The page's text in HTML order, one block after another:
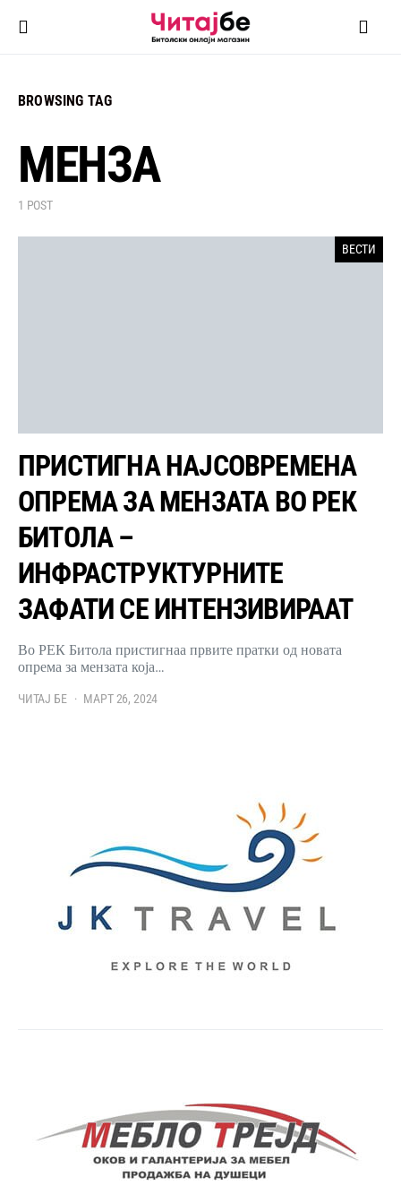
BROWSING TAG
МЕНЗА
1 POST
ВЕСТИ
ПРИСТИГНА НАЈСОВРЕМЕНА
ОПРЕМА ЗА МЕНЗАТА ВО РЕК
БИТОЛА –
ИНФРАСТРУКТУРНИТЕ
ЗАФАТИ СЕ ИНТЕНЗИВИРААТ
Во РЕК Битола пристигнаа првите пратки од новата
опрема за мензата која…
ЧИТАЈ БЕ МАРТ 26, 2024